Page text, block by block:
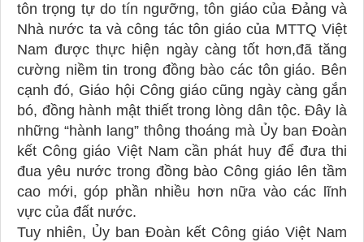
tôn trọng tự do tín ngưỡng, tôn giáo của Đảng và
Nhà nước ta và công tác tôn giáo của MTTQ Việt
Nam được thực hiện ngày càng tốt hơn,đã tăng
cường niềm tin trong đồng bào các tôn giáo. Bên
cạnh đó, Giáo hội Công giáo cũng ngày càng gắn
bó, đồng hành mật thiết trong lòng dân tộc. Đây là
những “hành lang” thông thoáng mà Ủy ban Đoàn
kết Công giáo Việt Nam cần phát huy để đưa thi
đua yêu nước trong đồng bào Công giáo lên tầm
cao mới, góp phần nhiều hơn nữa vào các lĩnh
vực của đất nước.
Tuy nhiên, Ủy ban Đoàn kết Công giáo Việt Nam